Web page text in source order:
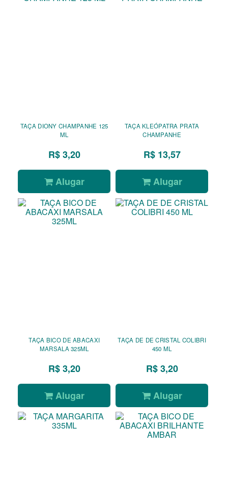
TAÇA DIONY CHAMPANHE 125
ML
R$ 3,20
Alugar
TAÇA KLEÓPATRA PRATA
CHAMPANHE
R$ 13,57
Alugar
TAÇA BICO DE ABACAXI
MARSALA 325ML
R$ 3,20
Alugar
TAÇA DE DE CRISTAL COLIBRI
450 ML
R$ 3,20
Alugar